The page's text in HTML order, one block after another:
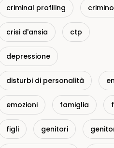
criminal profiling
crisi d'ansia ctp
depressione
disturbi di personalità
emozioni famiglia
figli genitori